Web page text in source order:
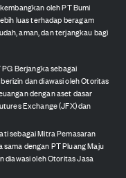
oleh PT Bumi
luas terhadap beragam
aman, dan terjangkau bagi
Berjangka sebagai
dan diawasi oleh Otoritas
dengan aset dasar
Exchange (JFX) dan
sebagai Mitra Pemasaran
dengan PT Pluang Maju
diawasi oleh Otoritas Jasa